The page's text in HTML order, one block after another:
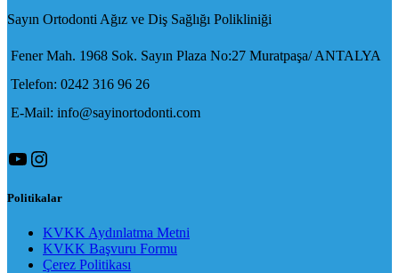
Sayın Ortodonti Ağız ve Diş Sağlığı Polikliniği
Fener Mah. 1968 Sok. Sayın Plaza No:27 Muratpaşa/ ANTALYA
Telefon: 0242 316 96 26
E-Mail: info@sayinortodonti.com
YouTube
Instagram
Politikalar
KVKK Aydınlatma Metni
KVKK Başvuru Formu
Çerez Politikası